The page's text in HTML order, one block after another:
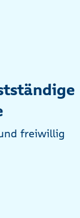
freiwillig